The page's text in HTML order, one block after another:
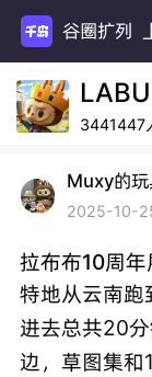
谷圈扩列
3441447
Muxy的玩
2025-10-
拉布布10周
特地从云南跑
进去总共20
边，草图集